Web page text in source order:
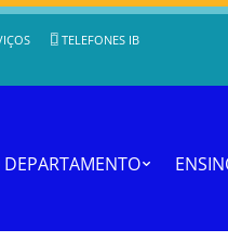
TELEFONES IB
DEPARTAMENTO